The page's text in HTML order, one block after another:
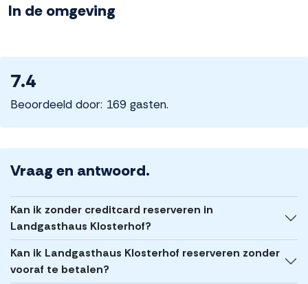
In de omgeving
7.4
Beoordeeld door: 169 gasten.
Vraag en antwoord.
Kan ik zonder creditcard reserveren in
Landgasthaus Klosterhof?
Kan ik Landgasthaus Klosterhof reserveren zonder
vooraf te betalen?